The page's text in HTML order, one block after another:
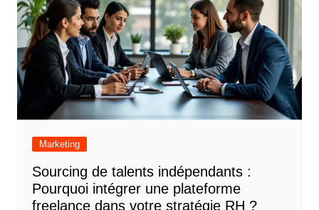
Marketing
Sourcing de talents indépendants :
Pourquoi intégrer une plateforme
freelance dans votre stratégie RH ?